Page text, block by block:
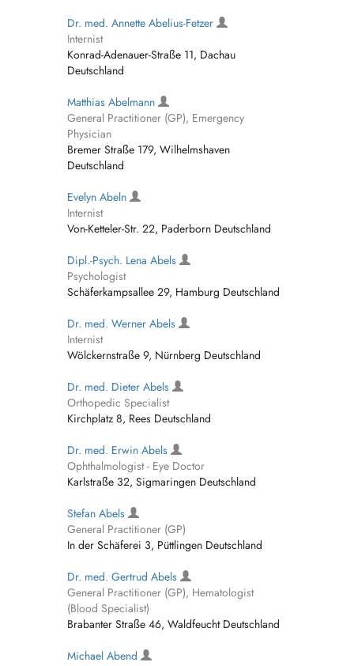
Dr. med. Annette Abelius-Fetzer
Internist
Konrad-Adenauer-Straße 11, Dachau
Deutschland
Matthias Abelmann
General Practitioner (GP), Emergency
Physician
Bremer Straße 179, Wilhelmshaven
Deutschland
Evelyn Abeln
Internist
Von-Ketteler-Str. 22, Paderborn Deutschland
Dipl.-Psych. Lena Abels
Psychologist
Schäferkampsallee 29, Hamburg Deutschland
Dr. med. Werner Abels
Internist
Wölckernstraße 9, Nürnberg Deutschland
Dr. med. Dieter Abels
Orthopedic Specialist
Kirchplatz 8, Rees Deutschland
Dr. med. Erwin Abels
Ophthalmologist - Eye Doctor
Karlstraße 32, Sigmaringen Deutschland
Stefan Abels
General Practitioner (GP)
In der Schäferei 3, Püttlingen Deutschland
Dr. med. Gertrud Abels
General Practitioner (GP), Hematologist
(Blood Specialist)
Brabanter Straße 46, Waldfeucht Deutschland
Michael Abend